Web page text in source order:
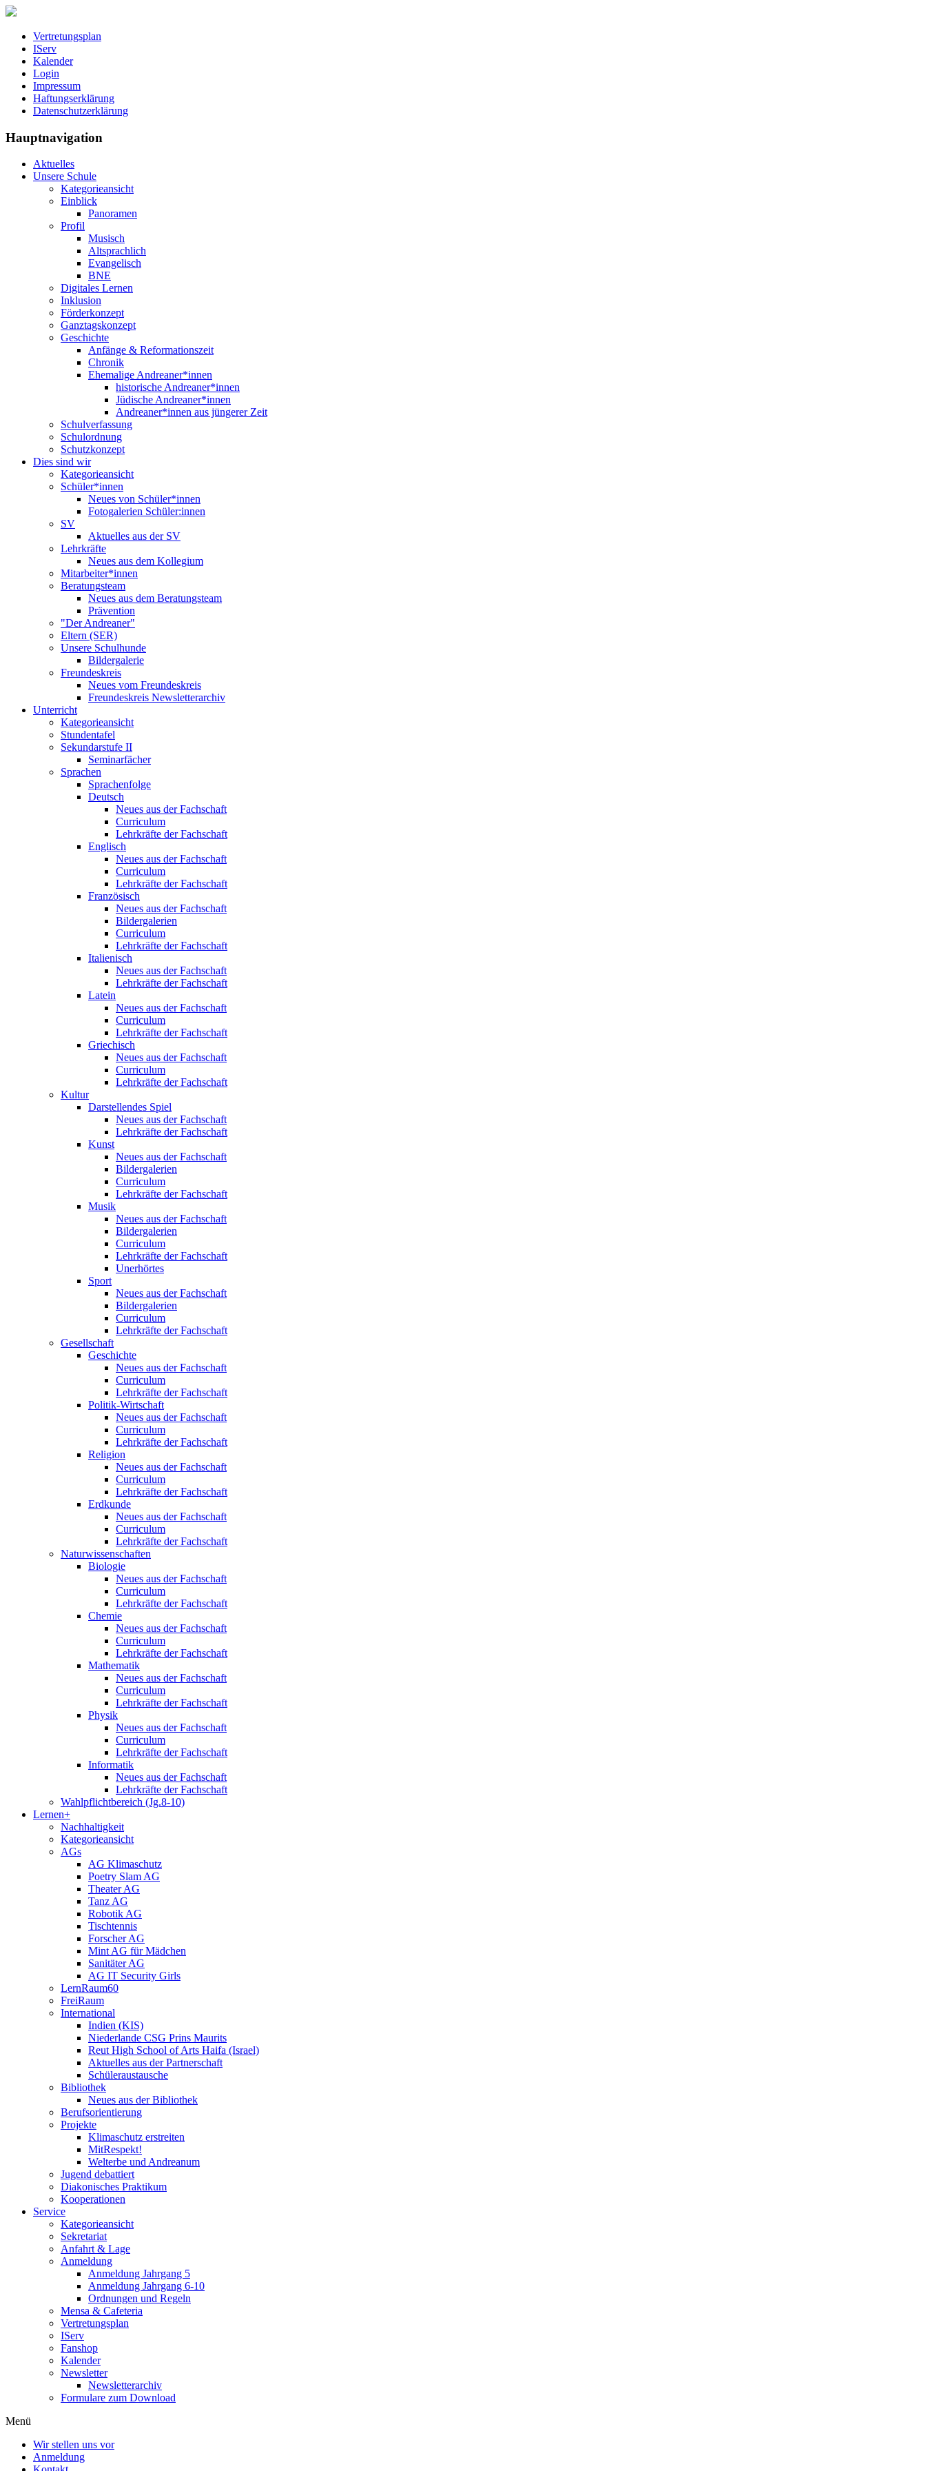
Vertretungsplan
IServ
Kalender
Login
Impressum
Haftungserklärung
Datenschutzerklärung
Hauptnavigation
Aktuelles
Unsere Schule
Kategorieansicht
Einblick
Panoramen
Profil
Musisch
Altsprachlich
Evangelisch
BNE
Digitales Lernen
Inklusion
Förderkonzept
Ganztagskonzept
Geschichte
Anfänge & Reformationszeit
Chronik
Ehemalige Andreaner*innen
historische Andreaner*innen
Jüdische Andreaner*innen
Andreaner*innen aus jüngerer Zeit
Schulverfassung
Schulordnung
Schutzkonzept
Dies sind wir
Kategorieansicht
Schüler*innen
Neues von Schüler*innen
Fotogalerien Schüler:innen
SV
Aktuelles aus der SV
Lehrkräfte
Neues aus dem Kollegium
Mitarbeiter*innen
Beratungsteam
Neues aus dem Beratungsteam
Prävention
"Der Andreaner"
Eltern (SER)
Unsere Schulhunde
Bildergalerie
Freundeskreis
Neues vom Freundeskreis
Freundeskreis Newsletterarchiv
Unterricht
Kategorieansicht
Stundentafel
Sekundarstufe II
Seminarfächer
Sprachen
Sprachenfolge
Deutsch
Neues aus der Fachschaft
Curriculum
Lehrkräfte der Fachschaft
Englisch
Neues aus der Fachschaft
Curriculum
Lehrkräfte der Fachschaft
Französisch
Neues aus der Fachschaft
Bildergalerien
Curriculum
Lehrkräfte der Fachschaft
Italienisch
Neues aus der Fachschaft
Lehrkräfte der Fachschaft
Latein
Neues aus der Fachschaft
Curriculum
Lehrkräfte der Fachschaft
Griechisch
Neues aus der Fachschaft
Curriculum
Lehrkräfte der Fachschaft
Kultur
Darstellendes Spiel
Neues aus der Fachschaft
Lehrkräfte der Fachschaft
Kunst
Neues aus der Fachschaft
Bildergalerien
Curriculum
Lehrkräfte der Fachschaft
Musik
Neues aus der Fachschaft
Bildergalerien
Curriculum
Lehrkräfte der Fachschaft
Unerhörtes
Sport
Neues aus der Fachschaft
Bildergalerien
Curriculum
Lehrkräfte der Fachschaft
Gesellschaft
Geschichte
Neues aus der Fachschaft
Curriculum
Lehrkräfte der Fachschaft
Politik-Wirtschaft
Neues aus der Fachschaft
Curriculum
Lehrkräfte der Fachschaft
Religion
Neues aus der Fachschaft
Curriculum
Lehrkräfte der Fachschaft
Erdkunde
Neues aus der Fachschaft
Curriculum
Lehrkräfte der Fachschaft
Naturwissenschaften
Biologie
Neues aus der Fachschaft
Curriculum
Lehrkräfte der Fachschaft
Chemie
Neues aus der Fachschaft
Curriculum
Lehrkräfte der Fachschaft
Mathematik
Neues aus der Fachschaft
Curriculum
Lehrkräfte der Fachschaft
Physik
Neues aus der Fachschaft
Curriculum
Lehrkräfte der Fachschaft
Informatik
Neues aus der Fachschaft
Lehrkräfte der Fachschaft
Wahlpflichtbereich (Jg.8-10)
Lernen+
Nachhaltigkeit
Kategorieansicht
AGs
AG Klimaschutz
Poetry Slam AG
Theater AG
Tanz AG
Robotik AG
Tischtennis
Forscher AG
Mint AG für Mädchen
Sanitäter AG
AG IT Security Girls
LernRaum60
FreiRaum
International
Indien (KIS)
Niederlande CSG Prins Maurits
Reut High School of Arts Haifa (Israel)
Aktuelles aus der Partnerschaft
Schüleraustausche
Bibliothek
Neues aus der Bibliothek
Berufsorientierung
Projekte
Klimaschutz erstreiten
MitRespekt!
Welterbe und Andreanum
Jugend debattiert
Diakonisches Praktikum
Kooperationen
Service
Kategorieansicht
Sekretariat
Anfahrt & Lage
Anmeldung
Anmeldung Jahrgang 5
Anmeldung Jahrgang 6-10
Ordnungen und Regeln
Mensa & Cafeteria
Vertretungsplan
IServ
Fanshop
Kalender
Newsletter
Newsletterarchiv
Formulare zum Download
Menü
Wir stellen uns vor
Anmeldung